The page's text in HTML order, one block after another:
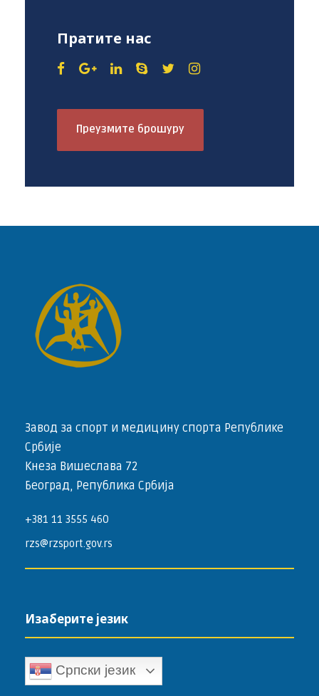
Пратите нас
Преузмите брошуру
Завод за спорт и медицину спорта Републике
Србије
Кнеза Вишеслава 72
Београд, Република Србија
+381 11 3555 460
rzs@rzsport.gov.rs
Изаберите језик
Српски језик